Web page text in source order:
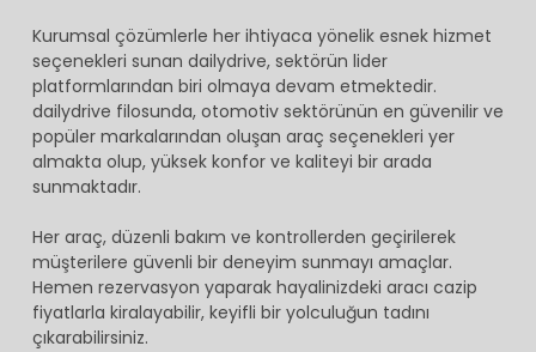
Kurumsal çözümlerle her ihtiyaca yönelik esnek hizmet
seçenekleri sunan dailydrive, sektörün lider
platformlarından biri olmaya devam etmektedir.
dailydrive filosunda, otomotiv sektörünün en güvenilir ve
popüler markalarından oluşan araç seçenekleri yer
almakta olup, yüksek konfor ve kaliteyi bir arada
sunmaktadır.
Her araç, düzenli bakım ve kontrollerden geçirilerek
müşterilere güvenli bir deneyim sunmayı amaçlar.
Hemen rezervasyon yaparak hayalinizdeki aracı cazip
fiyatlarla kiralayabilir, keyifli bir yolculuğun tadını
çıkarabilirsiniz.